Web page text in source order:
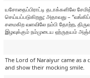
யசோதைப்பிராட்டி தடாக்களிலே
செய்யப்படுகிறது; அதாவது –
சமைகிற வளவிலே நம்பி தோற்ற,
இழவுக்கும் நம்முடைய ஹ்ருதயம்
The Lord of Naraiyur came as
and show their mocking smile.